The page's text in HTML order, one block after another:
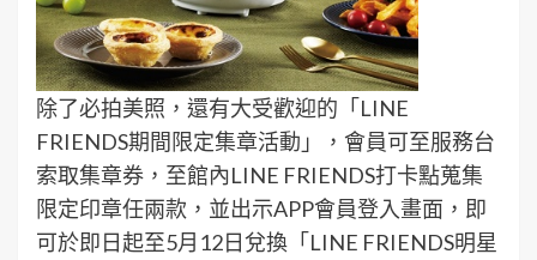
除了必拍美照，還有大受歡迎的「LINE
FRIENDS期間限定集章活動」，會員可至服務台
索取集章券，至館內LINE FRIENDS打卡點蒐集
限定印章任兩款，並出示APP會員登入畫面，即
可於即日起至5月12日兌換「LINE FRIENDS明星